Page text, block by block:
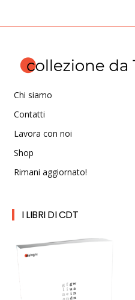
Chi siamo
Contatti
Lavora con noi
Shop
Rimani aggiornato!
I LIBRI DI CDT